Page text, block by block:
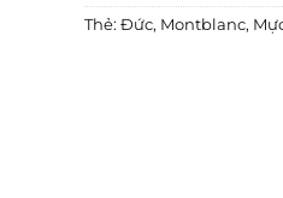
Thẻ: Đức, Montblanc,